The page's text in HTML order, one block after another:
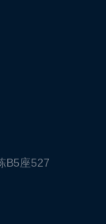
B5座527